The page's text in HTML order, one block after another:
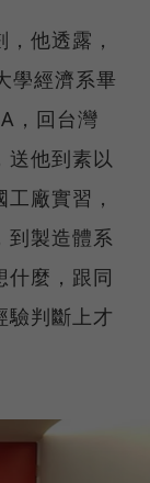
他透露，
學經濟系畢
，回台灣
送他到素以
廠實習，
到製造體系
什麼，跟同
驗判斷上才